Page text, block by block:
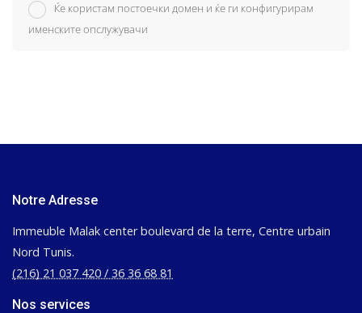
Ќе користам постоечки домен и ќе ги конфигурирам
именските опслужувачи
Notre Adresse
Immeuble Malak center boulevard de la terre, Centre urbain
Nord Tunis.
(216) 21 037 420 / 36 36 68 81
Nos services